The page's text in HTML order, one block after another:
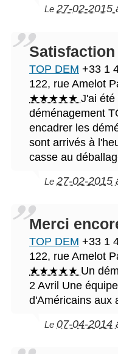
Le 27-02-2015
Satisfaction
TOP DEM +33 1
122, rue Amelot
★★★★★ J'ai été
déménagement
encadrer les
sont arrivés à
casse au
Le 27-02-2015
Merci
TOP DEM +33 1
122, rue Amelot
★★★★★ Un
2 Avril Une
d'Américains aux
Le 07-04-2014